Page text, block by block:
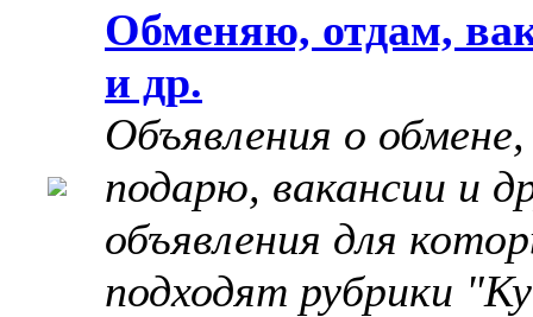
Обменяю, отдам,
и др.
Объявления о обмене,
подарю, вакансии и
объявления для
подходят рубрики